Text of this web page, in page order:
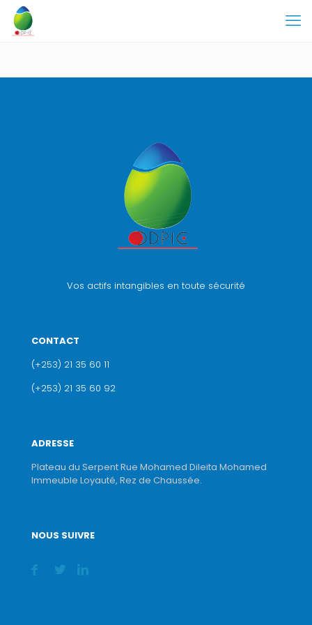
Vos actifs intangibles en toute sécurité
CONTACT
(+253) 21 35 60 11
(+253) 21 35 60 92
ADRESSE
Plateau du Serpent Rue Mohamed Dileita Mohamed
Immeuble Loyauté, Rez de Chaussée.
NOUS SUIVRE